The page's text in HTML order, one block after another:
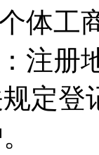
体工
注
定